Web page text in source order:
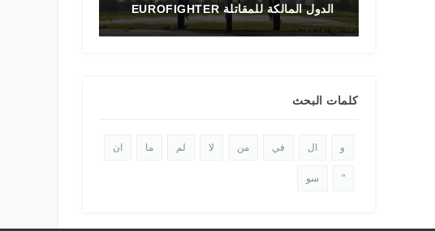
تاريخ المقاتلة F-16 في الشرق الأوسط
كلمات البحث
و ال في من لا لم ما ان
" سو